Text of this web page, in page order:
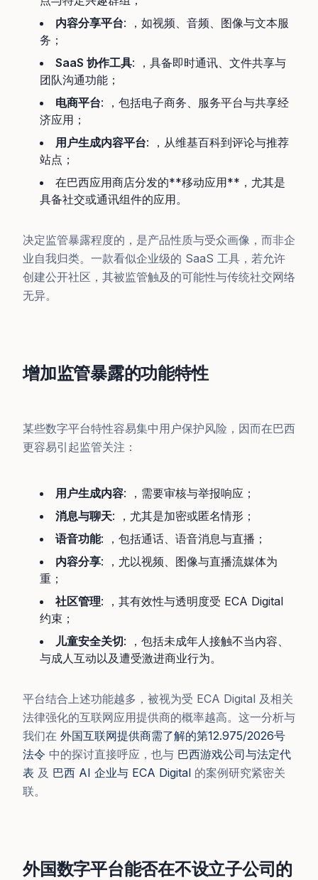
内容分享平台: ，如视频、音频、图像与文本服
务；
SaaS 协作工具: ，具备即时通讯、文件共享与
团队沟通功能；
电商平台: ，包括电子商务、服务平台与共享经
济应用；
用户生成内容平台: ，从维基百科到评论与推荐
站点；
在巴西应用商店分发的**移动应用**，尤其是
具备社交或通讯组件的应用。
决定监管暴露程度的，是产品性质与受众画像，而非企
业自我归类。一款看似企业级的 SaaS 工具，若允许
创建公开社区，其被监管触及的可能性与传统社交网络
无异。
增加监管暴露的功能特性
某些数字平台特性容易集中用户保护风险，因而在巴西
更容易引起监管关注：
用户生成内容: ，需要审核与举报响应；
消息与聊天: ，尤其是加密或匿名情形；
语音功能: ，包括通话、语音消息与直播；
内容分享: ，尤以视频、图像与直播流媒体为
重；
社区管理: ，其有效性与透明度受 ECA Digital
约束；
儿童安全关切: ，包括未成年人接触不当内容、
与成人互动以及遭受激进商业行为。
平台结合上述功能越多，被视为受 ECA Digital 及相关
法律强化的互联网应用提供商的概率越高。这一分析与
我们在 外国互联网提供商需了解的第12.975/2026号
法令 中的探讨直接呼应，也与 巴西游戏公司与法定代
表 及 巴西 AI 企业与 ECA Digital 的案例研究紧密关
联。
外国数字平台能否在不设立子公司的